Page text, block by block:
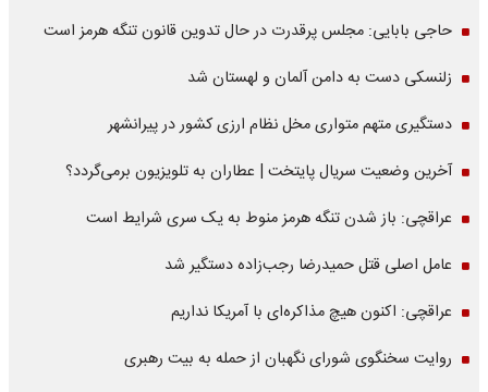
حاجی بابایی: مجلس پرقدرت در حال تدوین قانون تنگه هرمز است
زلنسکی دست به دامن آلمان و لهستان شد
دستگیری متهم متواری مخل نظام ارزی کشور در پیرانشهر
آخرین وضعیت سریال پایتخت | عطاران به تلویزیون برمی‌گردد؟
عراقچی: باز شدن تنگه هرمز منوط به یک سری شرایط است
عامل اصلی قتل حمیدرضا رجب‌زاده دستگیر شد
عراقچی: اکنون هیچ مذاکره‌ای با آمریکا نداریم
روایت سخنگوی شورای نگهبان از حمله به بیت رهبری